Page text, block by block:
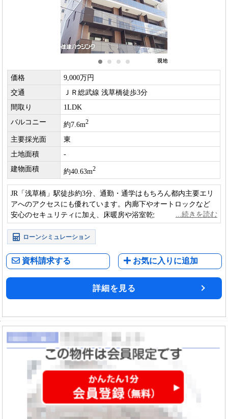
価格
9,000万円
交通
ＪＲ総武線 浅草橋徒歩3分
間取り
1LDK
バルコニー
約7.6m2
主要採光面
東
土地面積
-
建物面積
約40.63m2
JR「浅草橋」駅徒歩約3分、通勤・通学はもちろん都内主要エリ
アへのアクセスにも優れています。内廊下やオートロックなど
安心のセキュリティに加え、床暖房や浴室乾燥機など設備も充
実しています。
ローンシミュレーション
資料請求する お気に入りに追加
詳細を見る